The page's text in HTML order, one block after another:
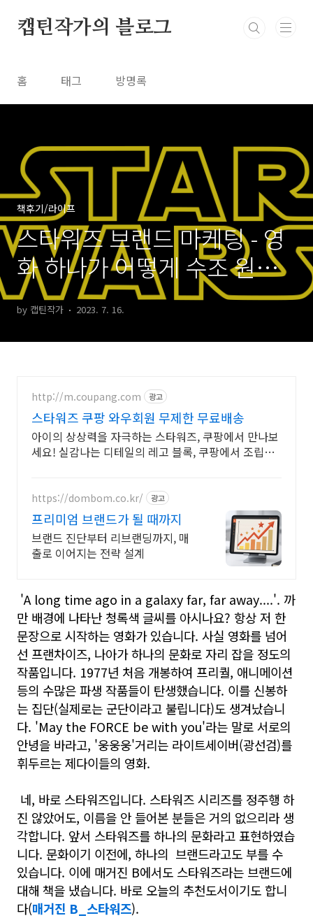
캡틴작가의 블로그
홈 태그 방명록
책후기/라이프
스타워즈 브랜드 마케팅 - 영
화 하나가 어떻게 수조 원짜
리 프랜차이즈가 됐을까
by 캡틴작가 2023. 7. 16.
http://m.coupang.com 광고
스타워즈 쿠팡 와우회원 무제한 무료배송
아이의 상상력을 자극하는 스타워즈, 쿠팡에서 만나보
세요! 실감나는 디테일의 레고 블록, 쿠팡에서 조립하
https://dombom.co.kr/ 광고
프리미엄 브랜드가 될 때까지
브랜드 진단부터 리브랜딩까지, 매
출로 이어지는 전략 설계
'A long time ago in a galaxy far, far away....'. 까
만 배경에 나타난 청록색 글씨를 아시나요? 항상 저 한
문장으로 시작하는 영화가 있습니다. 사실 영화를 넘어
선 프랜차이즈, 나아가 하나의 문화로 자리 잡을 정도의
작품입니다. 1977년 처음 개봉하여 프리퀄, 애니메이션
등의 수많은 파생 작품들이 탄생했습니다. 이를 신봉하
는 집단(실제로는 군단이라고 불립니다)도 생겨났습니
다. 'May the FORCE be with you'라는 말로 서로의
안녕을 바라고, '웅웅웅'거리는 라이트세이버(광선검)를
휘두르는 제다이들의 영화.
네, 바로 스타워즈입니다. 스타워즈 시리즈를 정주행 하
진 않았어도, 이름을 안 들어본 분들은 거의 없으리라 생
각합니다. 앞서 스타워즈를 하나의 문화라고 표현하였습
니다. 문화이기 이전에, 하나의 브랜드라고도 부를 수
있습니다. 이에 매거진 B에서도 스타워즈라는 브랜드에
대해 책을 냈습니다. 바로 오늘의 추천도서이기도 합니
다(매거진 B_스타워즈).